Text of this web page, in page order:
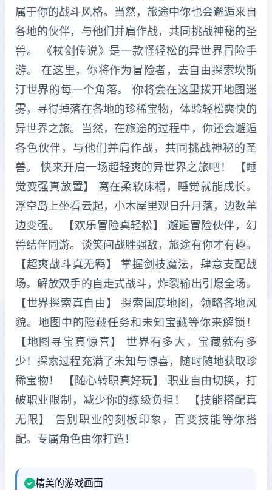
属于你的战斗风格。当然，旅途中你也会邂逅来自
各地的伙伴，与他们并肩作战，共同挑战神秘的圣
兽。 《杖剑传说》是一款怪轻松的异世界冒险手
游。 在这里，你将作为冒险者，去自由探索坎斯
汀世界的每一个角落。 你将会在这里拨开地图迷
雾，寻得掉落在各地的珍稀宝物，体验轻松爽快的
异世界之旅。当然，在旅途的过程中，你还会邂逅
各色伙伴，与他们并肩作战，共同挑战神秘的圣
兽。 快来开启一场超轻爽的异世界之旅吧！ 【睡
觉变强真放置】 窝在柔软床榻，睡觉就能成长。
浮空岛上坐看云起，小木屋里观日升月落，边数羊
边变强。 【欢乐冒险真轻松】 邂逅冒险伙伴，幻
兽结伴同游。谈笑间战胜强敌，旅途有你才有趣。
【超爽战斗真无羁】 掌握剑技魔法，肆意支配战
场。解放双手的自走式战斗，炸裂输出引爆全场。
【世界探索真自由】 探索国度地图，领略各地风
貌。地图中的隐藏任务和未知宝藏等你来解锁！
【地图寻宝真惊喜】 世界有多大，宝藏就有多
少！探索过程充满了未知与惊喜，随时随地获取珍
稀宝物！ 【随心转职真好玩】 职业自由切换，打
破职业限制，减少你的练级负担！ 【技能搭配真
无限】 告别职业的刻板印象，百变技能等你搭
配。专属角色由你打造！
精美的游戏画面